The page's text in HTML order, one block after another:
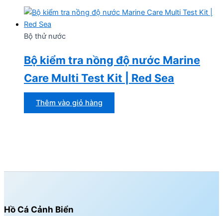
Bộ thử nước
Bộ kiểm tra nồng độ nước Marine
Care Multi Test Kit | Red Sea
Thêm vào giỏ hàng
Hồ Cá Cảnh Biển